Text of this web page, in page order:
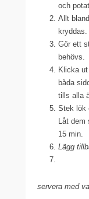
och
Allt
kryddas.
Gör ett
behövs.
Klicka
båda
tills alla
Stek lök
Låt dem
15 min.
Lägg
servera med